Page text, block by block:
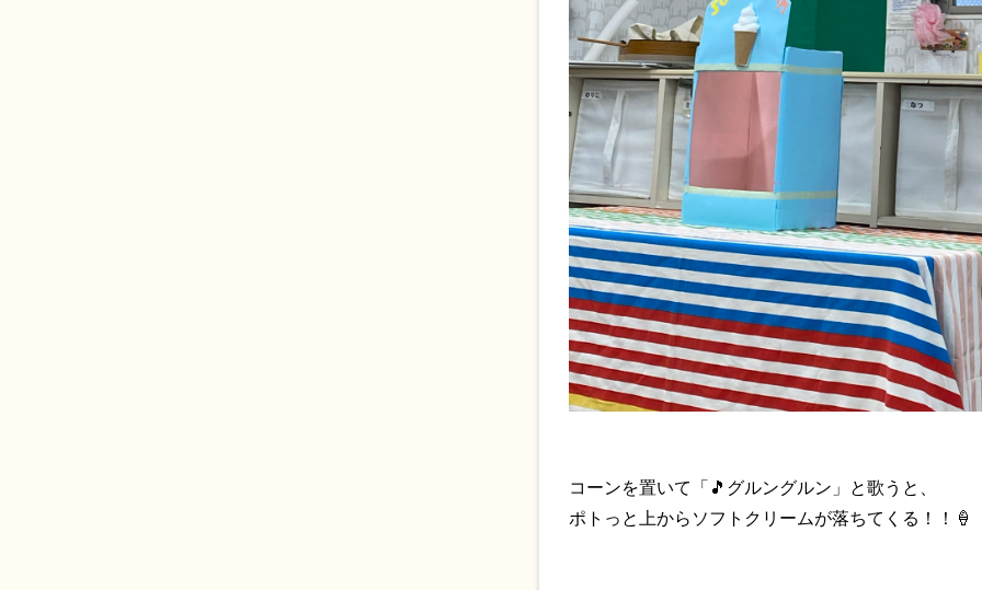
コーンを置いて「🎵グルングルン」と歌うと、
ポトっと上からソフトクリームが落ちてくる！！🍦